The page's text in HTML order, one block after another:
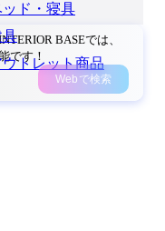
ッド・寝具
具
ウトレット商品
BASEでは、
です！
Webで検索